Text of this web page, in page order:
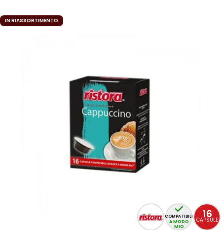
IN RIASSORTIMENTO
16
CAPSULE
COMPATIBILI
A MODO
MIO